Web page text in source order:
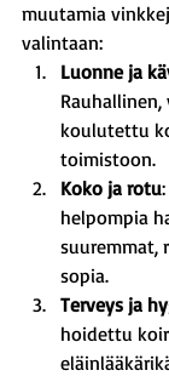
muutamia
valintaan:
Luonne ja
koulutettu
toimistoon.
Koko ja rotu
helpompia
suuremmat,
sopia.
Terveys ja
hoidettu